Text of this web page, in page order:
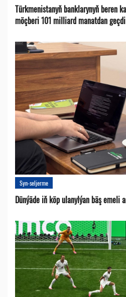
Türkmenistanyň banklarynyň beren
möçberi 101 milliard manatdan geçdi
Syn-seljerme
Dünýäde iň köp ulanylýan bäş emeli